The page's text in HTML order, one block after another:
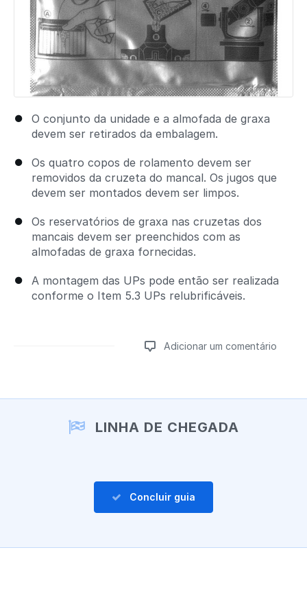
O conjunto da unidade e a almofada de graxa
devem ser retirados da embalagem.
Os quatro copos de rolamento devem ser
removidos da cruzeta do mancal. Os jugos que
devem ser montados devem ser limpos.
Os reservatórios de graxa nas cruzetas dos
mancais devem ser preenchidos com as
almofadas de graxa fornecidas.
A montagem das UPs pode então ser realizada
conforme o Item 5.3 UPs relubrificáveis.
Adicionar um comentário
LINHA DE CHEGADA
Concluir guia